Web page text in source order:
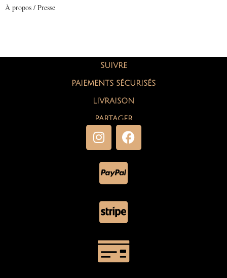
À propos / Presse
SUIVRE
PAIEMENTS SÉCURISÉS
LIVRAISON
PARTAGER